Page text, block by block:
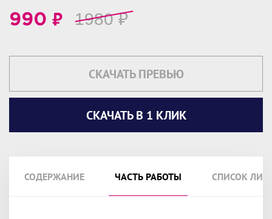
990 ₽ 1980₽
СКАЧАТЬ ПРЕВЬЮ
СКАЧАТЬ В 1 КЛИК
СОДЕРЖАНИЕ ЧАСТЬ РАБОТЫ СПИСОК